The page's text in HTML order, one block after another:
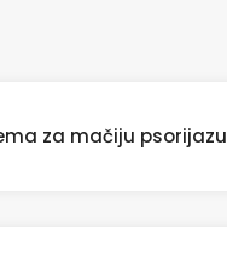
za mačiju psorijazu